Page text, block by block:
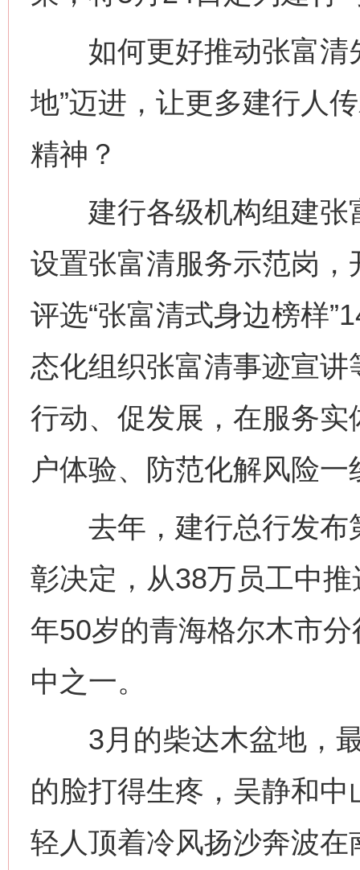
如何更好推动张富清先
地”迈进，让更多建行人
精神？
建行各级机构组建张
设置张富清服务示范岗
评选“张富清式身边榜样
态化组织张富清事迹宣
行动、促发展，在服务
户体验、防范化解风险
去年，建行总行发布
彰决定，从38万员工中
年50岁的青海格尔木市
中之一。
3月的柴达木盆地，最
的脸打得生疼，吴静和
轻人顶着冷风扬沙奔波